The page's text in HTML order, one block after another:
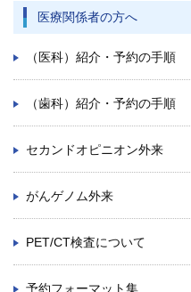
医療関係者の方へ
（医科）紹介・予約の手順
（歯科）紹介・予約の手順
セカンドオピニオン外来
がんゲノム外来
PET/CT検査について
予約フォーマット集